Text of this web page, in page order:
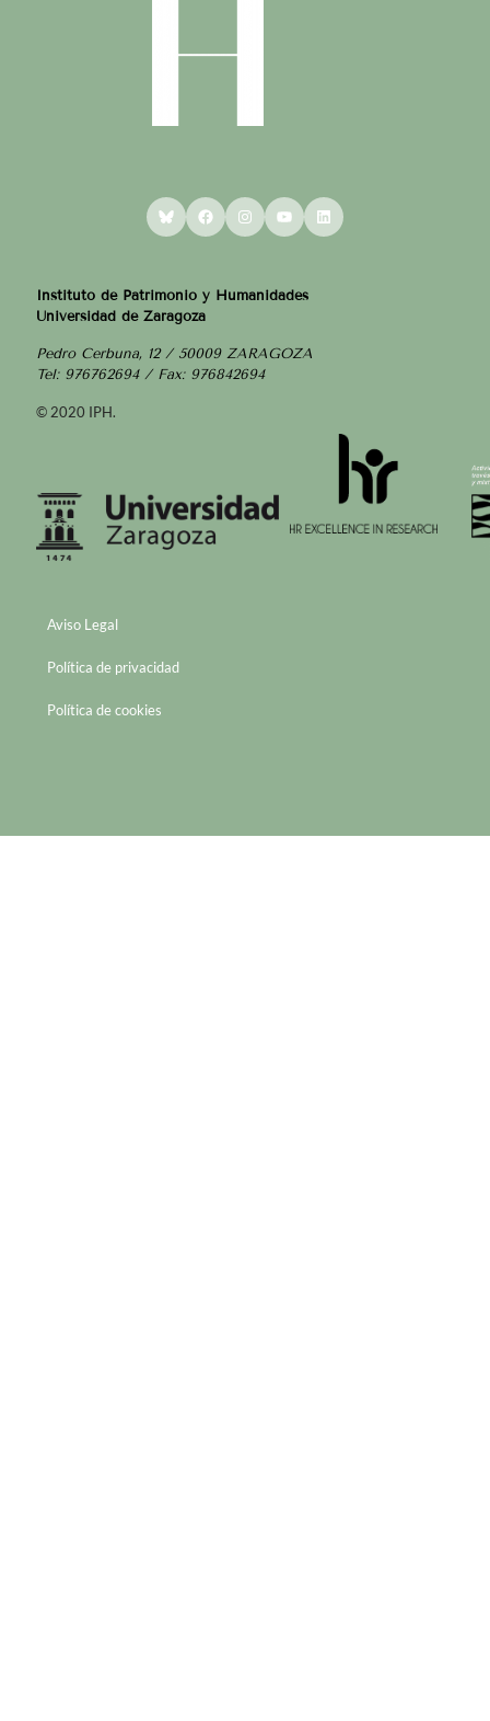
BlueskyFacebookInstagram
YouTubeLinkedIn
Instituto de Patrimonio y Humanidades
Universidad de Zaragoza
Pedro Cerbuna, 12 / 50009 ZARAGOZA
Tel: 976762694 / Fax: 976842694
© 2020 IPH.
Aviso Legal
Política de privacidad
Política de cookies